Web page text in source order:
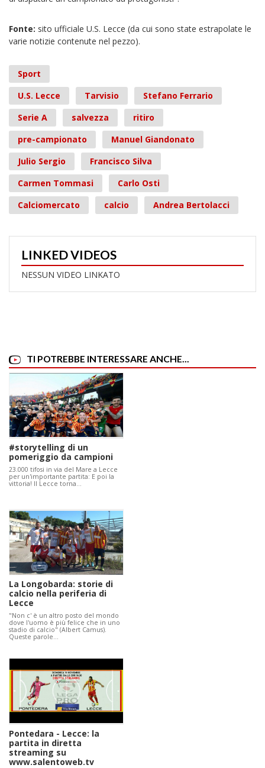
Fonte: sito ufficiale U.S. Lecce (da cui sono state estrapolate le
varie notizie contenute nel pezzo).
Sport
U.S. Lecce
Tarvisio
Stefano Ferrario
Serie A
salvezza
ritiro
pre-campionato
Manuel Giandonato
Julio Sergio
Francisco Silva
Carmen Tommasi
Carlo Osti
Calciomercato
calcio Andrea Bertolacci
LINKED VIDEOS
NESSUN VIDEO LINKATO
TI POTREBBE INTERESSARE ANCHE...
#storytelling di un
pomeriggio da campioni
23.000 tifosi in via del Mare a Lecce
per un'importante partita: E poi la
vittoria! Il Lecce torna…
La Longobarda: storie di
calcio nella periferia di
Lecce
"Non c' è un altro posto del mondo
dove l'uomo è più felice che in uno
stadio di calcio" (Albert Camus).
Queste parole…
Pontedara - Lecce: la
partita in diretta
streaming su
www.salentoweb.tv